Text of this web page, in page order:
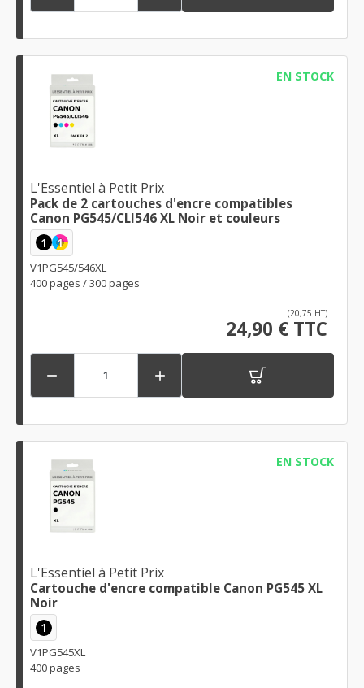
EN STOCK
L'Essentiel à Petit Prix
Pack de 2 cartouches d'encre compatibles
Canon PG545/CLI546 XL Noir et couleurs
1 1
V1PG545/546XL
400 pages / 300 pages
(20,75 HT)
24,90 € TTC
 
EN STOCK
L'Essentiel à Petit Prix
Cartouche d'encre compatible Canon PG545 XL
Noir
1
V1PG545XL
400 pages